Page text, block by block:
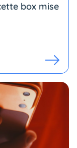
box mise